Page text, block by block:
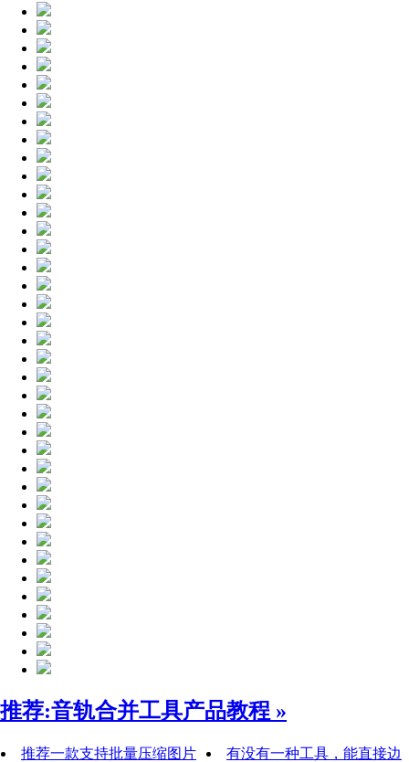
推荐:音轨合并工具产品教程 »
推荐一款支持批量压缩图片
有没有一种工具，能直接边